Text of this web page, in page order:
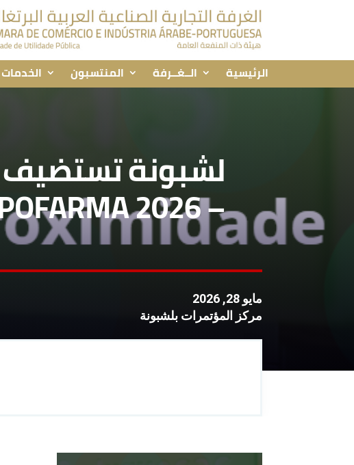
الرئيسية الــغــرفة المنتسبون الخدمات
لشبونة تستضيف
– EXPOFARMA 2026
مايو 28, 2026
مركز المؤتمرات بلشبونة